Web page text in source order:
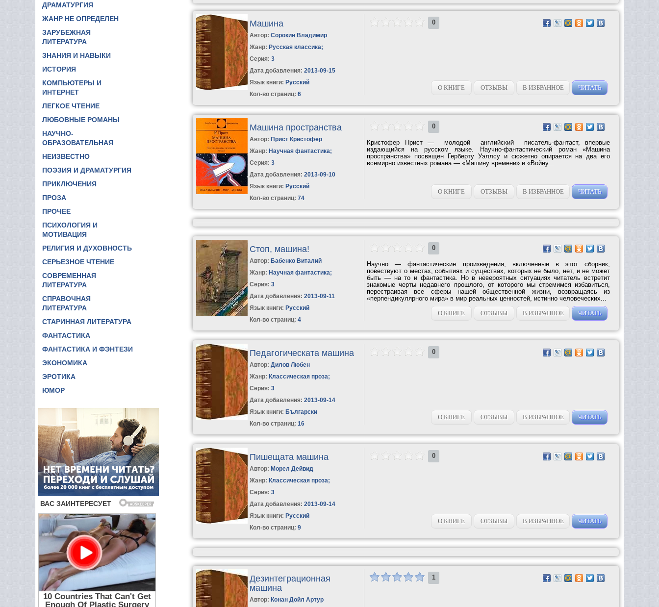
ДРАМАТУРГИЯ
ЖАНР НЕ ОПРЕДЕЛЕН
ЗАРУБЕЖНАЯ
ЛИТЕРАТУРА
ЗНАНИЯ И НАВЫКИ
ИСТОРИЯ
КОМПЬЮТЕРЫ И
ИНТЕРНЕТ
ЛЕГКОЕ ЧТЕНИЕ
ЛЮБОВНЫЕ РОМАНЫ
НАУЧНО-
ОБРАЗОВАТЕЛЬНАЯ
НЕИЗВЕСТНО
ПОЭЗИЯ И ДРАМАТУРГИЯ
ПРИКЛЮЧЕНИЯ
ПРОЗА
ПРОЧЕЕ
ПСИХОЛОГИЯ И
МОТИВАЦИЯ
РЕЛИГИЯ И ДУХОВНОСТЬ
СЕРЬЕЗНОЕ ЧТЕНИЕ
СОВРЕМЕННАЯ
ЛИТЕРАТУРА
СПРАВОЧНАЯ
ЛИТЕРАТУРА
СТАРИННАЯ ЛИТЕРАТУРА
ФАНТАСТИКА
ФАНТАСТИКА И ФЭНТЕЗИ
ЭКОНОМИКА
ЭРОТИКА
ЮМОР
Машина
Автор:Сорокин Владимир
Жанр: Русская классика;
Серия:3
Дата добавления: 2013-09-15
Язык книги: Русский
Кол-во страниц: 6
0
О КНИГЕ ОТЗЫВЫ В ИЗБРАННОЕ ЧИТАТЬ
Машина пространства
Автор: Прист Кристофер
Жанр: Научная фантастика;
Серия:3
Дата добавления: 2013-09-10
Язык книги: Русский
Кол-во страниц: 74
0
Кристофер Прист — молодой английский писатель-фантаст, впервые
издающийся на русском языке. Научно-фантастический роман «Машина
пространства» посвящен Герберту Уэллсу и сюжетно опирается на два его
всемирно известных романа — «Машину времени» и «Войну...
О КНИГЕ ОТЗЫВЫ В ИЗБРАННОЕ ЧИТАТЬ
Стоп, машина!
Автор: Бабенко Виталий
Жанр: Научная фантастика;
Серия:3
Дата добавления: 2013-09-11
Язык книги: Русский
Кол-во страниц: 4
0
Научно — фантастические произведения, включенные в этот сборник,
повествуют о местах, событиях и существах, которых не было, нет, и не может
быть — на то и фантастика. Но в невероятных ситуациях читатель встретит
знакомые черты недавнего прошлого, от которого мы стремимся избавиться,
перестраивая все сферы нашей общественной жизни, возвращаясь из
«перпендикулярного мира» в мир реальных ценностей, истинно человеческих...
О КНИГЕ
ОТЗЫВЫ В ИЗБРАННОЕ ЧИТАТЬ
Педагогическата машина
Автор:Дилов Любен
Жанр: Классическая проза;
Серия:3
Дата добавления: 2013-09-14
Язык книги: Български
Кол-во страниц: 16
0
О КНИГЕ ОТЗЫВЫ В ИЗБРАННОЕ ЧИТАТЬ
Пишещата машина
Автор: Морел Дейвид
Жанр: Классическая проза;
Серия:3
Дата добавления: 2013-09-14
Язык книги: Русский
Кол-во страниц: 9
0
О КНИГЕ ОТЗЫВЫ В ИЗБРАННОЕ ЧИТАТЬ
Дезинтеграционная
машина
Автор: Конан Дойл Артур
1